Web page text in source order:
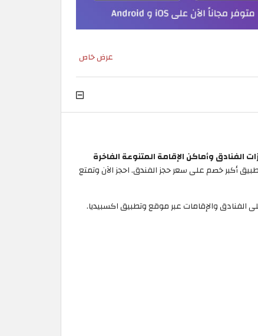
عرض خاص
10–25% على حجوزات الفنادق وأماكن الإقامة المتنوعة الفاخرة
تطبيق أكبر خصم على سعر حجز الفندق. احجز الآن وتمتع
العملاء الجدد والقدامى في الامارات خصم فوري يتراوح يصل إلى 25% على الفنادق والإقامات عبر موقع وتطبيق اكسبيديا.